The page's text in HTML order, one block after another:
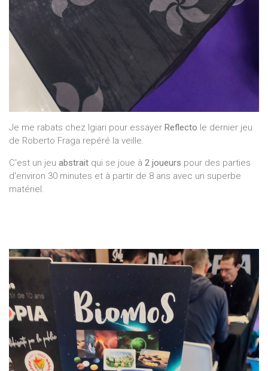
Je me rabats chez Igiari pour essayer Reflecto le dernier jeu
de Roberto Fraga repéré la veille.
C'est un jeu abstrait qui se joue à 2 joueurs pour des parties
d'environ 30 minutes et à partir de 8 ans avec un superbe
matériel.